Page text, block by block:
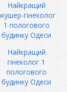
Найкращий
гінеколог
1 пологового
будинку Одеси
Найкращий
гінеколог 1
пологового
будинку Одеси